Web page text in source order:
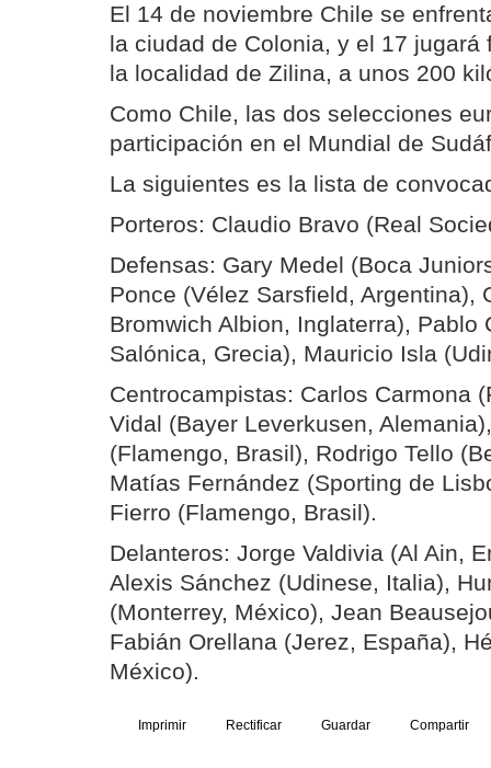
El 14 de noviembre Chile se
la ciudad de Colonia, y el 17 jugará
la localidad de Zilina, a unos 200
Como Chile, las dos selecciones
participación en el Mundial de
La siguientes es la lista de
Porteros: Claudio Bravo (Real
Defensas: Gary Medel (Boca
Ponce (Vélez Sarsfield, Argentina),
Bromwich Albion, Inglaterra), Pablo
Salónica, Grecia), Mauricio Isla
Centrocampistas: Carlos Carmona
Vidal (Bayer Leverkusen,
(Flamengo, Brasil), Rodrigo Tello
Matías Fernández (Sporting de
Fierro (Flamengo, Brasil).
Delanteros: Jorge Valdivia (Al Ain,
Alexis Sánchez (Udinese, Italia),
(Monterrey, México), Jean
Fabián Orellana (Jerez, España),
México).
Imprimir Rectificar Guardar Compartir